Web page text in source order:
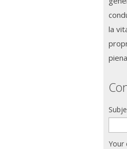
la
Your